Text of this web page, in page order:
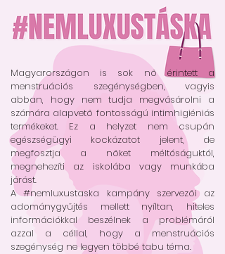
Magyarországon is sok nő érintett a
menstruációs szegénységben, vagyis
abban, hogy nem tudja megvásárolni a
számára alapvető fontosságú intimhigiéniás
termékeket. Ez a helyzet nem csupán
egészségügyi kockázatot jelent, de
megfosztja a nőket méltóságuktól,
megnehezíti az iskolába vagy munkába
járást.
A #nemluxustaska kampány szervezői az
adománygyűjtés mellett nyíltan, hiteles
információkkal beszélnek a problémáról
azzal a céllal, hogy a menstruációs
szegénység ne legyen többé tabu téma.